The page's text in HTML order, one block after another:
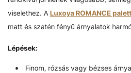
viselethez. A Luxoya ROMANCE
matt és szatén fényű árnyalatok
Lépések:
Finom, rózsás vagy bézses